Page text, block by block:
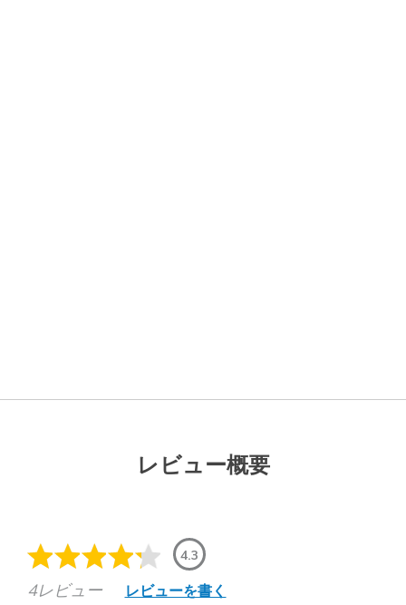
レビュー概要
4.3
4レビュー レビューを書く